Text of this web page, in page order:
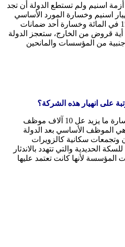
اسنيم ولم تستطع الدولة أن تجد
اسنيم وخسارة المورد الأساسي
للخزينة الموريتانية بما يفوق 15 في المائة وخسارة أحد ضمانات
قروض من الخارج، ستعجز الدولة
من المؤسسات والمانحين
على انهيار هذه الشركة؟
ولد الشيباني: يتكون هنالك خسارة ما يزيد عل 10 آلاف موظف
الموظف الأساسي بعد الدولة
وتجمعات سكانية كالزويرات
الحديدية والتي تتهدد بالاندثار
المؤسسة لأنها كانت تعتمد عليها